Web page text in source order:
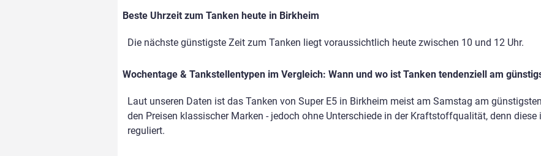
Beste Uhrzeit zum Tanken heute in Birkheim
Die nächste günstigste Zeit zum Tanken liegt voraussichtlich heute zwischen 10 und 12 Uhr.
Wochentage & Tankstellentypen im Vergleich: Wann und wo ist Tanken tendenziell am
Laut unseren Daten ist das Tanken von Super E5 in Birkheim meist am Samstag am
den Preisen klassischer Marken - jedoch ohne Unterschiede in der Kraftstoffqualität, denn
reguliert.